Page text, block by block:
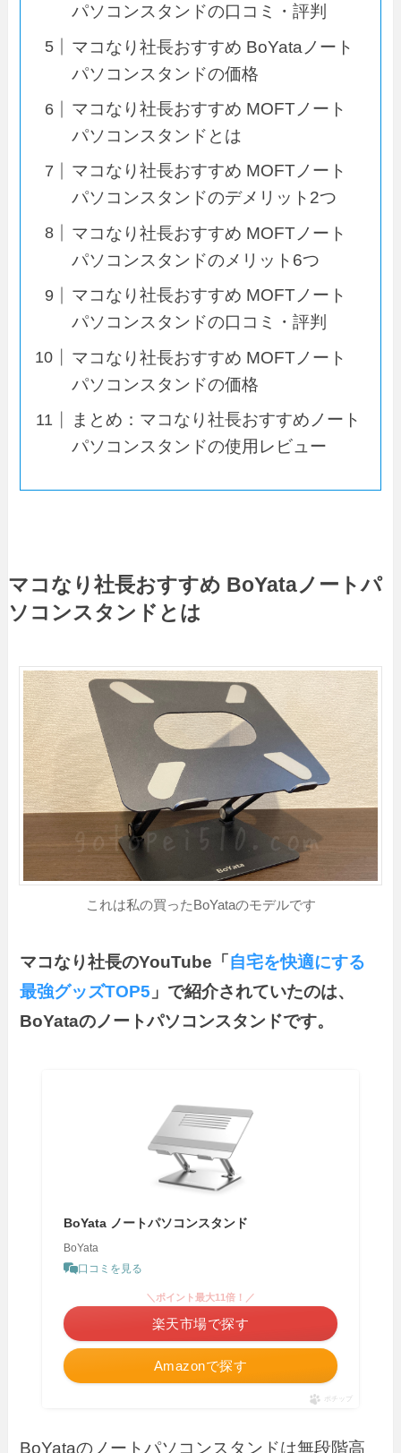
パソコンスタンドの口コミ・評判
マコなり社長おすすめ BoYataノート
パソコンスタンドの価格
マコなり社長おすすめ MOFTノート
パソコンスタンドとは
マコなり社長おすすめ MOFTノート
パソコンスタンドのデメリット2つ
マコなり社長おすすめ MOFTノート
パソコンスタンドのメリット6つ
マコなり社長おすすめ MOFTノート
パソコンスタンドの口コミ・評判
マコなり社長おすすめ MOFTノート
パソコンスタンドの価格
まとめ：マコなり社長おすすめノート
パソコンスタンドの使用レビュー
マコなり社長おすすめ BoYataノートパ
ソコンスタンドとは
これは私の買ったBoYataのモデルです
マコなり社長のYouTube「 自宅を快適にする
最強グッズTOP5 」で紹介されていたのは、
BoYataのノートパソコンスタンドです。
BoYata ノートパソコンスタンド
BoYata
口コミを見る
Amazonで探す
＼ポイント最大11倍！／
楽天市場で探す
ポチップ
BoYataのノートパソコンスタンドは無段階高